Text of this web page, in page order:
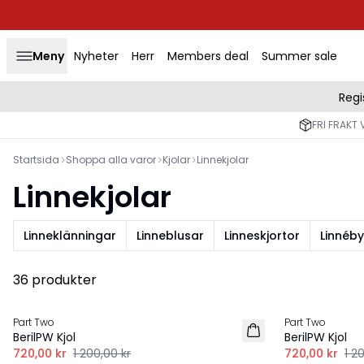
Meny Nyheter Herr Members deal Summer sale
FRI FRAKT
Startsida Shoppa alla varor Kjolar Linnekjolar
Linnekjolar
Linneklänningar Linneblusar Linneskjortor
36 produkter
LINNE
-40%
Part Two
BerilPW Kjol
720,00 kr 1 200,00 kr
LINNE
Part Two
BerilPW Kjol
720,00 kr 1